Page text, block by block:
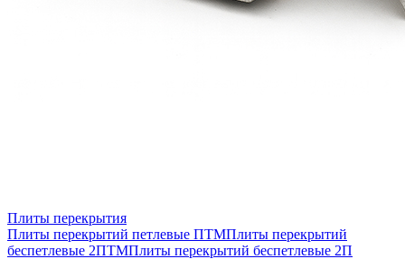
Плиты перекрытия
Плиты перекрытий петлевые ПТМПлиты перекрытий
беспетлевые 2ПТМПлиты перекрытий беспетлевые 2П